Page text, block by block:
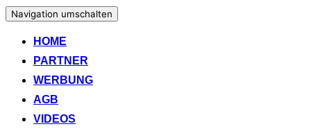
Navigation umschalten
HOME
PARTNER
WERBUNG
AGB
VIDEOS